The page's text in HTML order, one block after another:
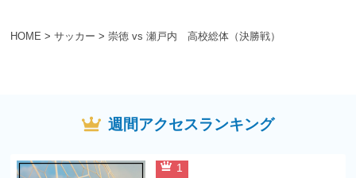
HOME > サッカー > 崇徳 vs 瀬戸内 高校総体（決勝戦）
週間アクセスランキング
1